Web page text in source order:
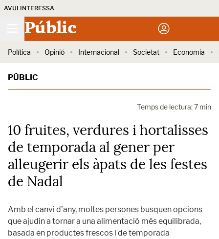
AVUI INTERESSA
Públic
Política Opinió Internacional Societat Economia
PÚBLIC
Temps de lectura: 7 min
10 fruites, verdures i hortalisses
de temporada al gener per
alleugerir els àpats de les festes
de Nadal
Amb el canvi d’any, moltes persones busquen opcions
que ajudin a tornar a una alimentació més equilibrada,
basada en productes frescos i de temporada